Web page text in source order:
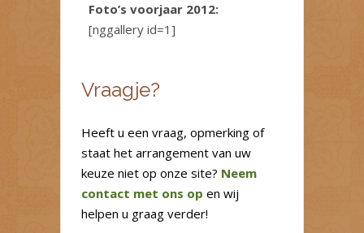
Foto’s voorjaar 2012:
[nggallery id=1]
Vraagje?
Heeft u een vraag, opmerking of
staat het arrangement van uw
keuze niet op onze site? Neem
contact met ons op en wij
helpen u graag verder!